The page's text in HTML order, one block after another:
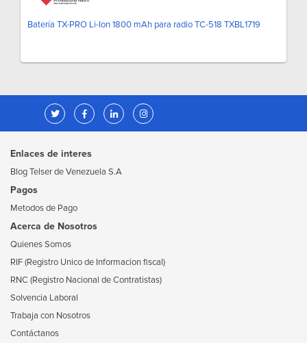
Batería TX-PRO Li-Ion 1800 mAh para radio TC-518 TXBL1719
Enlaces de interes
Blog Telser de Venezuela S.A
Pagos
Metodos de Pago
Acerca de Nosotros
Quienes Somos
RIF (Registro Unico de Informacion fiscal)
RNC (Registro Nacional de Contratistas)
Solvencia Laboral
Trabaja con Nosotros
Contáctanos